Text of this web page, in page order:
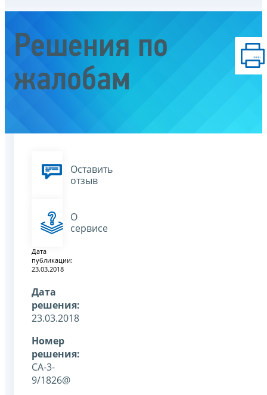
Решения по
жалобам
Оставить
отзыв
О
сервисе
Дата
публикации:
23.03.2018
Дата
решения:
23.03.2018
Номер
решения:
СА-3-
9/1826@